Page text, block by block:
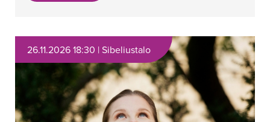
26.11.2026 18:30 | Sibeliustalo